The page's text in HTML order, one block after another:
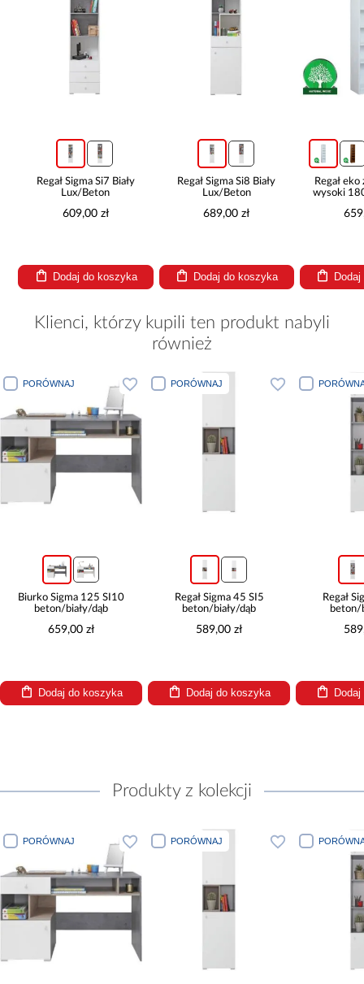
Regał Sigma Si7 Biały
Lux/Beton
609,00 zł
Dodaj do koszyka
Regał Sigma Si8 Biały
Lux/Beton
689,00 zł
Dodaj do koszyka
Regał
wysoki
Klienci, którzy kupili ten produkt nabyli
również
PORÓWNAJ
Biurko Sigma 125 SI10
beton/biały/dąb
659,00 zł
Dodaj do koszyka
PORÓWNAJ
Regał Sigma 45 SI5
beton/biały/dąb
589,00 zł
Dodaj do koszyka
Regał
beton/
Produkty z kolekcji
PORÓWNAJ PORÓWNAJ PORÓWNAJ